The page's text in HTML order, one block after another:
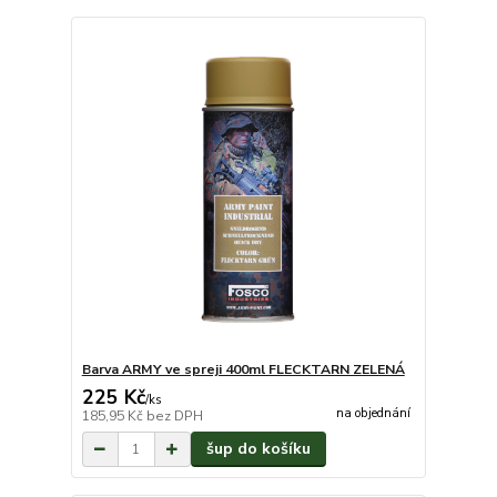
Barva ARMY ve spreji 400ml FLECKTARN ZELENÁ
225 Kč/ks
185,95 Kč bez DPH na objednání
šup do košíku